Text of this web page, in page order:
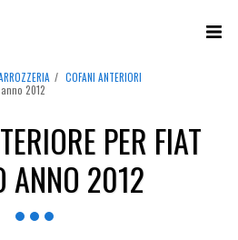
COFANI ANTERIORI
2012
PER FIAT
ANNO 2012